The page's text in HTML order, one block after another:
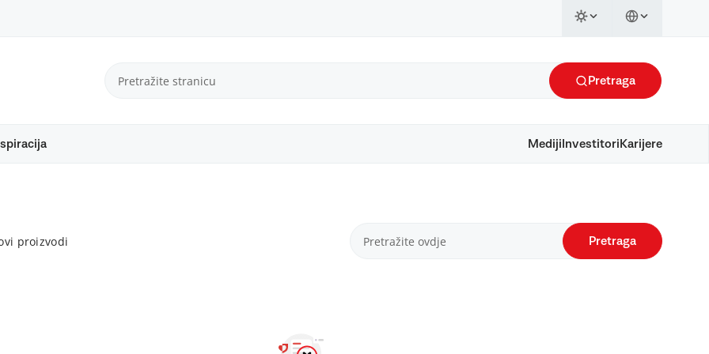
Pretraga
Mediji Investitori Karijere
proizvodi Pretraga